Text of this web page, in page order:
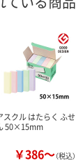
スクル はたらく ふせ
50×15mm
￥386～（税込）